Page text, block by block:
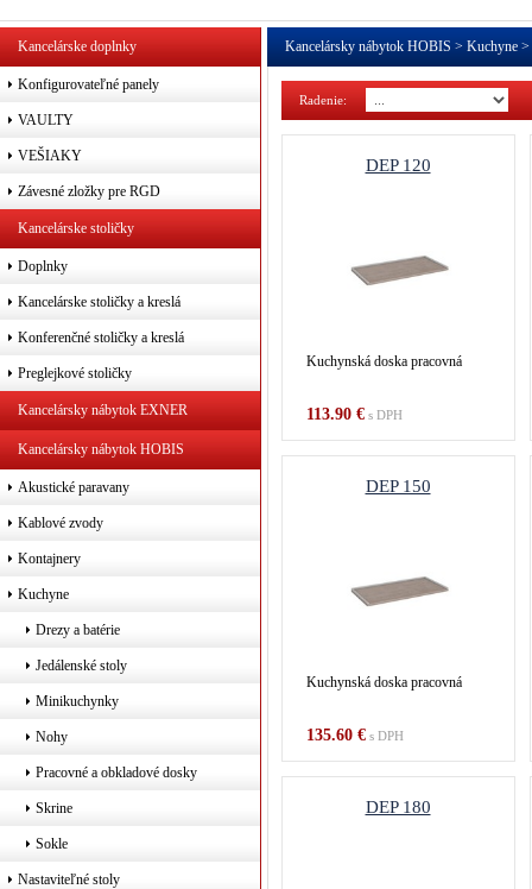
Kancelárske doplnky
Konfigurovateľné panely
VAULTY
VEŠIAKY
Závesné zložky pre RGD
Kancelárske stoličky
Doplnky
Kancelárske stoličky a kreslá
Konferenčné stoličky a kreslá
Preglejkové stoličky
Kancelársky nábytok EXNER
Kancelársky nábytok HOBIS
Akustické paravany
Kablové zvody
Kontajnery
Kuchyne
Drezy a batérie
Jedálenské stoly
Minikuchynky
Nohy
Pracovné a obkladové dosky
Skrine
Sokle
Nastaviteľné stoly
Kancelársky nábytok HOBIS > Kuchyne >
Radenie:
DEP 120
Kuchynská doska pracovná
113.90 €s DPH
DEP 150
Kuchynská doska pracovná
135.60 €s DPH
DEP 180